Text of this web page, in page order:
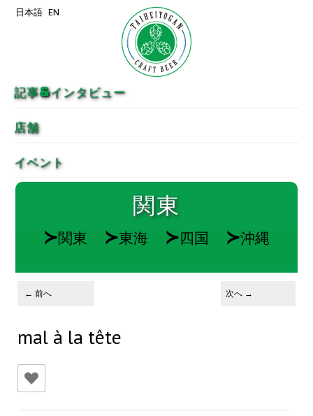
記事&インタビュー
店舗
イベント
日本語 EN
関東
≻関東 ≻東海 ≻四国 ≻沖縄
投稿ナビゲーション
← 前へ 次へ →
mal à la tête